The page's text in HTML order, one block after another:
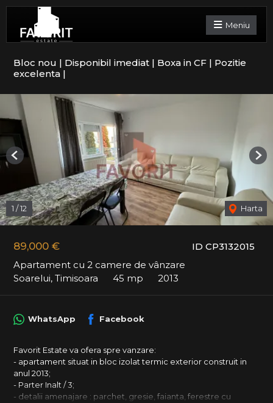
Meniu
Bloc nou | Disponibil imediat | Boxa in CF | Pozitie
excelenta |
ID CP3132015
89,000 €
Apartament cu 2 camere de vânzare
Soarelui, Timisoara
45 mp 2013
1 /12 Harta
Previous
WhatsApp Facebook
Favorit Estate va ofera spre vanzare:
- apartament situat in bloc izolat termic exterior construit in
anul 2013;
- Parter Inalt / 3;
- detalii amenajare : parchet, gresie, faianta, ferestre cu